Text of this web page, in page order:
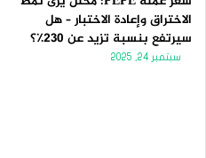
الاختراق وإعادة الاختبار – هل
سيرتفع بنسبة تزيد عن 230٪؟
سبتمبر 24, 2025